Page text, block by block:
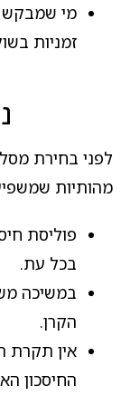
מי שמבקש
זמניות
לפני בחירת
מהותיות
פוליסת
בכל עת.
במשיכה
הקרן.
אין תקרת
החיסכון